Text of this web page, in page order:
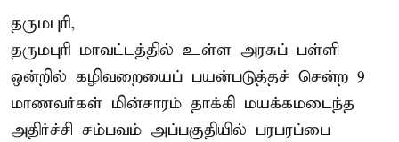
தருமபுரி,
தருமபுரி மாவட்டத்தில் உள்ள அரசுப் பள்ளி
ஒன்றில் கழிவறையைப் பயன்படுத்தச் சென்ற 9
மாணவர்கள் மின்சாரம் தாக்கி மயக்கமடைந்த
அதிர்ச்சி சம்பவம் அப்பகுதியில் பரபரப்பை